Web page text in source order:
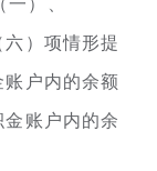
六）项情形提
户内的余额
账户内的余